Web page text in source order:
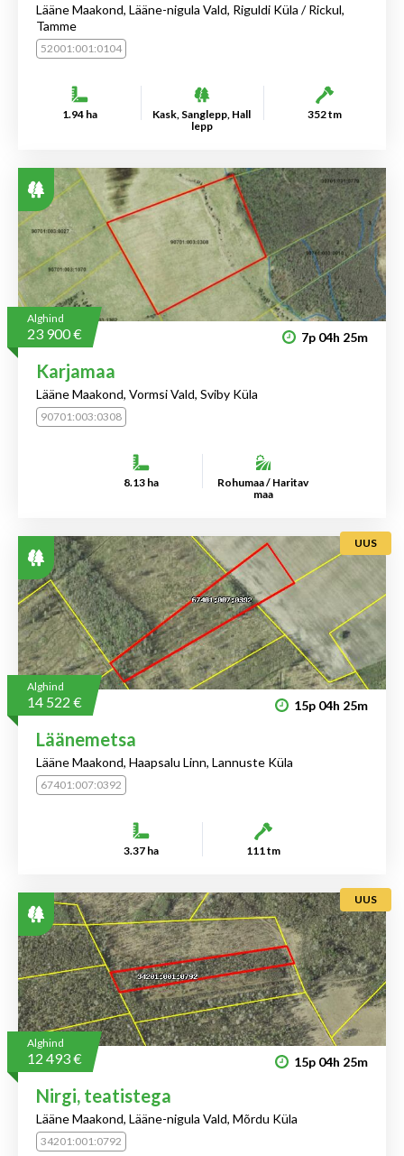
Lääne Maakond, Lääne-nigula Vald, Riguldi Küla / Rickul,
Tamme
52001:001:0104
1.94 ha
Kask, Sanglepp, Hall
lepp
352 tm
Alghind
23 900 € 7p 04h 25m
Karjamaa
Lääne Maakond, Vormsi Vald, Sviby Küla
90701:003:0308
8.13 ha
Rohumaa / Haritav
maa
UUS
Alghind
14 522 € 15p 04h 25m
Läänemetsa
Lääne Maakond, Haapsalu Linn, Lannuste Küla
67401:007:0392
3.37 ha 111 tm
UUS
Alghind
12 493 € 15p 04h 25m
Nirgi, teatistega
Lääne Maakond, Lääne-nigula Vald, Mõrdu Küla
34201:001:0792